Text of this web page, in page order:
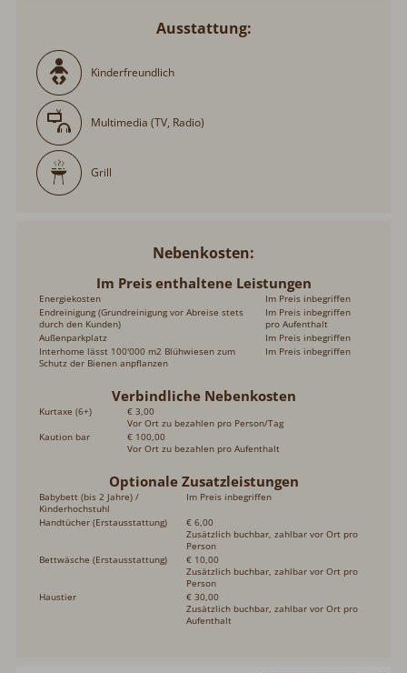
Ausstattung:
Kinderfreundlich
Multimedia (TV, Radio)
Grill
Nebenkosten
Im Preis enthaltene Leistungen
Energiekosten
Im Preis inbegriffen
Endreinigung (Grundreinigung vor Abreise stets
durch den Kunden)
Im Preis inbegriffen
pro Aufenthalt
Außenparkplatz
Im Preis inbegriffen
Interhome lässt 100'000 m2 Blühwiesen zum
Schutz der Bienen anpflanzen
Im Preis inbegriffen
Verbindliche Nebenkosten
Kurtaxe (6+)
€ 3,00
Vor Ort zu bezahlen pro Person/Tag
Kaution bar
€ 100,00
Vor Ort zu bezahlen pro Aufenthalt
Optionale Zusatzleistungen
Babybett (bis 2 Jahre) /
Kinderhochstuhl
Im Preis inbegriffen
Handtücher (Erstausstattung)
€ 6,00
Zusätzlich buchbar, zahlbar vor Ort pro
Person
Bettwäsche (Erstausstattung)
€ 10,00
Zusätzlich buchbar, zahlbar vor Ort pro
Person
Haustier
€ 30,00
Zusätzlich buchbar, zahlbar vor Ort pro
Aufenthalt